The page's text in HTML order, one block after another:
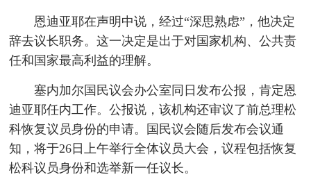
恩迪亚耶在声明中说，经过“深思熟虑”，他决定
辞去议长职务。这一决定是出于对国家机构、公共责
任和国家最高利益的理解。
塞内加尔国民议会办公室同日发布公报，肯定恩
迪亚耶任内工作。公报说，该机构还审议了前总理松
科恢复议员身份的申请。国民议会随后发布会议通
知，将于26日上午举行全体议员大会，议程包括恢复
松科议员身份和选举新一任议长。